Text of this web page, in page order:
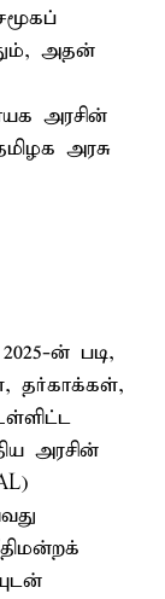
அதன்
அரசின்
அரசு
ன் படி,
தர்காக்கள்,
அரசின்